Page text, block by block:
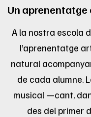
Un
A la nostra escola
l’aprenentatge
natural
de cada alumne.
musical —cant,
des del primer